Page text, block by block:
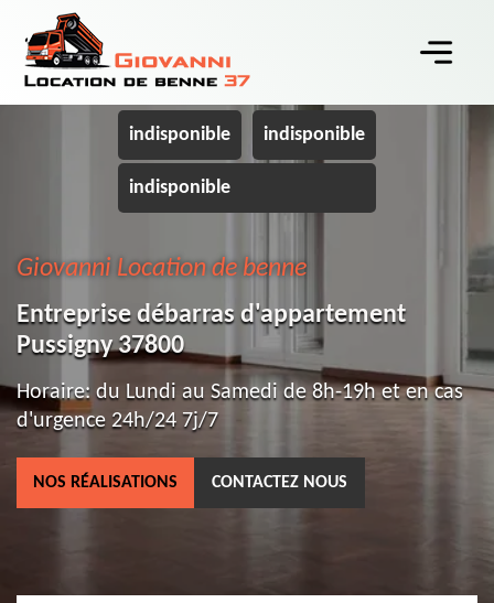
indisponible indisponible
indisponible
Giovanni Location de benne
Entreprise débarras d'appartement
Pussigny 37800
Horaire: du Lundi au Samedi de 8h-19h et en cas
d'urgence 24h/24 7j/7
NOS RÉALISATIONS CONTACTEZ NOUS